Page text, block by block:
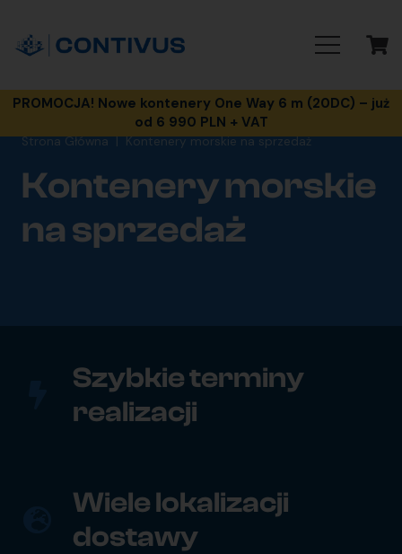
PROMOCJA! Nowe kontenery One Way 6 m (20DC) – już
od 6 990 PLN + VAT
Strona Główna | Kontenery morskie na sprzedaż
Kontenery morskie
na sprzedaż
Szybkie terminy
realizacji
Wiele lokalizacji
dostawy